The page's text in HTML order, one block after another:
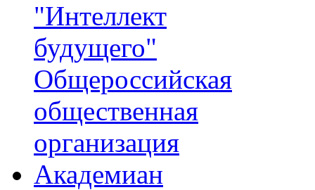
"Интеллект
будущего"
Общероссийская
общественная
организация
Академиан